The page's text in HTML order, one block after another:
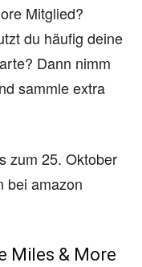
Mitglied?
du häufig deine
Dann nimm
sammle extra
zum 25. Oktober
bei amazon
Miles & More